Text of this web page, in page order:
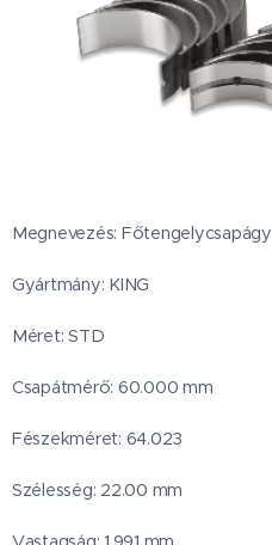
Megnevezés: Főtengelycsapágy
Gyártmány: KING
Méret: STD
Csapátmérő: 60.000 mm
Fészekméret: 64.023
Szélesség: 22.00 mm